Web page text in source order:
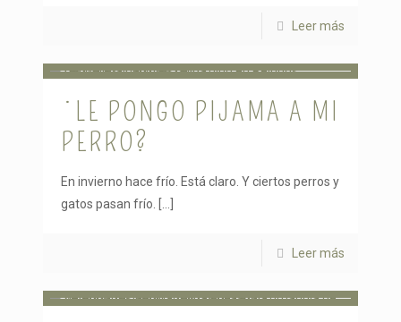
Leer más
¿LE PONGO PIJAMA A MI
PERRO?
En invierno hace frío. Está claro. Y ciertos perros y
gatos pasan frío. […]
Leer más